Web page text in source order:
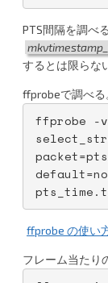
PTS間隔を調べ
するとは限らな
ffprobeで調べる
ffprobe
ffprobe の使い
フレーム当たり